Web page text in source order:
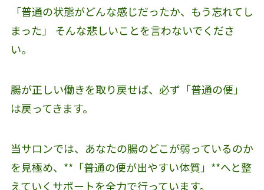
「普通の状態がどんな感じだったか、もう忘れてし
まった」 そんな悲しいことを言わないでくださ
い。
腸が正しい働きを取り戻せば、必ず「普通の便」
は戻ってきます。
当サロンでは、あなたの腸のどこが弱っているのか
を見極め、**「普通の便が出やすい体質」**へと整
えていくサポートを全力で行っています。